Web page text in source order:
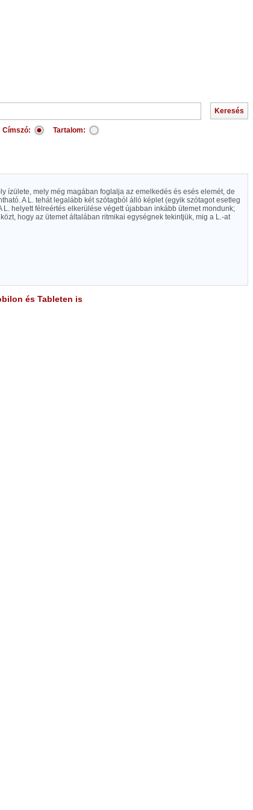
Címszó: Tartalom:
ízülete, mely még magában foglalja az emelkedés és esés elemét, de
A L. tehát legalább két szótagból álló képlet (egyik szótagot esetleg
L. helyett félreértés elkerülése végett újabban inkább ütemet mondunk;
hogy az ütemet általában ritmikai egységnek tekintjük, mig a L.-at
és Tableten is